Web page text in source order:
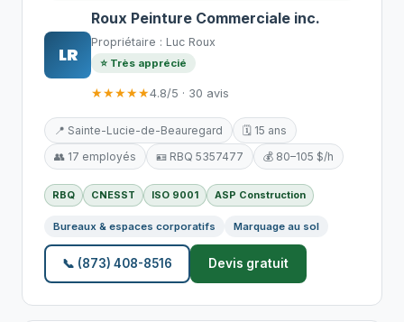
LR
Roux Peinture Commerciale inc.
Propriétaire : Luc Roux
⭐ Très apprécié
★★★★★4.8/5 · 30 avis
📍 Sainte-Lucie-de-Beauregard
🗓️ 15 ans
👥 17 employés
🪪 RBQ 5357477 💰 80–105 $/h
RBQ CNESST ISO 9001 ASP Construction
Bureaux & espaces corporatifs Marquage au sol
📞 (873) 408-8516 Devis gratuit